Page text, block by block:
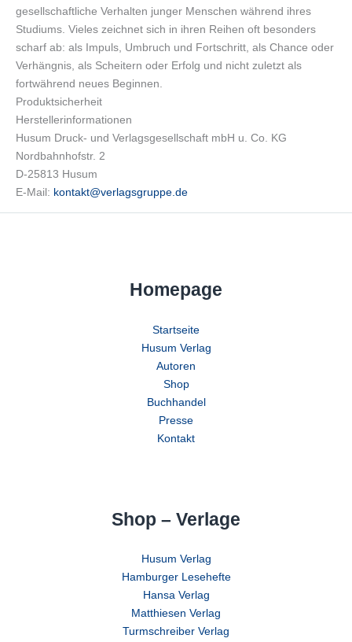
gesellschaftliche Verhalten junger Menschen während ihres
Studiums. Vieles zeichnet sich in ihren Reihen oft besonders
scharf ab: als Impuls, Umbruch und Fortschritt, als Chance oder
Verhängnis, als Scheitern oder Erfolg und nicht zuletzt als
fortwährend neues Beginnen.
Produktsicherheit
Herstellerinformationen
Husum Druck- und Verlagsgesellschaft mbH u. Co. KG
Nordbahnhofstr. 2
D-25813 Husum
E-Mail: kontakt@verlagsgruppe.de
Homepage
Startseite
Husum Verlag
Autoren
Shop
Buchhandel
Presse
Kontakt
Shop – Verlage
Husum Verlag
Hamburger Lesehefte
Hansa Verlag
Matthiesen Verlag
Turmschreiber Verlag